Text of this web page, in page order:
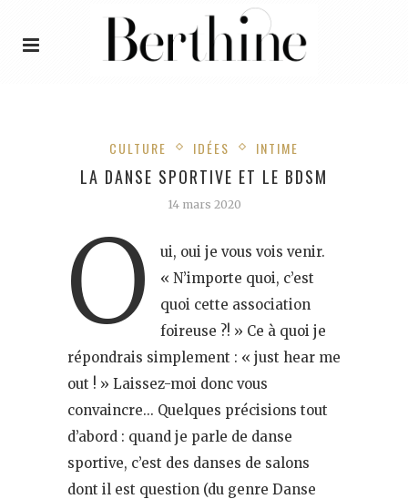
CULTURE IDÉES INTIME
LA DANSE SPORTIVE ET LE BDSM
14 mars 2020
O
ui, oui je vous vois venir.
« N’importe quoi, c’est
quoi cette association
foireuse ?! » Ce à quoi je
répondrais simplement : « just hear me
out ! » Laissez-moi donc vous
convaincre… Quelques précisions tout
d’abord : quand je parle de danse
sportive, c’est des danses de salons
dont il est question (du genre Danse